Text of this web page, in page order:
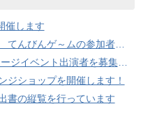
催します
募集します（北見地産地消フェスタ2026）
ベント出演者を募集します
ジショップを開催します！
書の縦覧を行っています